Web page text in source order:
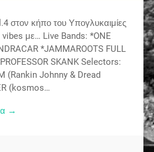
στον κήπο του Υπογλυκαιμίες
με… Live Bands: *ONE
*JAMMAROOTS FULL
SKANK Selectors:
(Rankin Johnny & Dread
(kosmos…
→